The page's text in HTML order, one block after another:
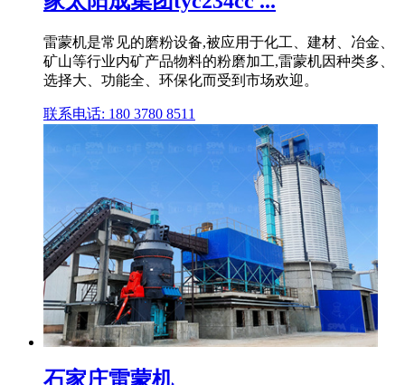
雷蒙机是常见的磨粉设备,被应用于化工、建材、冶金、
矿山等行业内矿产品物料的粉磨加工,雷蒙机因种类多、
选择大、功能全、环保化而受到市场欢迎。
联系电话: 180 3780 8511
石家庄雷蒙机